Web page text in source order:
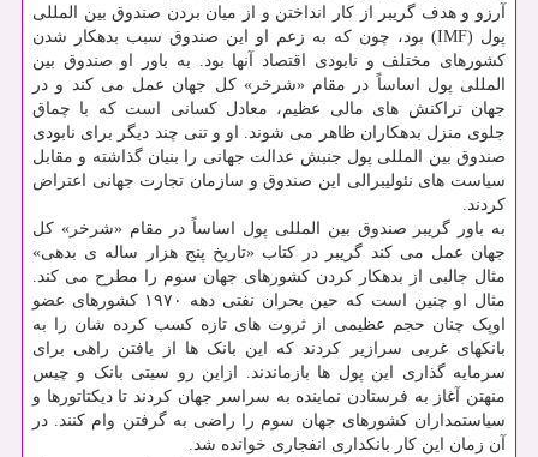
آرزو و هدف گریبر از کار انداختن و از میان بردن صندوق بین المللی
پول (IMF) بود، چون که به زعم او این صندوق سبب بدهکار شدن
کشورهای مختلف و نابودی اقتصاد آنها بود. به باور او صندوق بین
المللی پول اساساً در مقام «شرخر» کل جهان عمل می کند و در
جهان تراکنش های مالی عظیم، معادل کسانی است که با چماق
جلوی منزل بدهکاران ظاهر می شوند. او و تنی چند دیگر برای نابودی
صندوق بین المللی پول جنبش عدالت جهانی را بنیان گذاشته و مقابل
سیاست های نئولیبرالی این صندوق و سازمان تجارت جهانی اعتراض
کردند.
به باور گریبر صندوق بین المللی پول اساساً در مقام «شرخر» کل
جهان عمل می کند گریبر در کتاب «تاریخ پنج هزار ساله ی بدهی»
مثال جالبی از بدهکار کردن کشورهای جهان سوم را مطرح می کند.
مثال او چنین است که حین بحران نفتی دهه ۱۹۷۰ کشورهای عضو
اوپک چنان حجم عظیمی از ثروت های تازه کسب کرده شان را به
بانکهای غربی سرازیر کردند که این بانک ها از یافتن راهی برای
سرمایه گذاری این پول ها بازماندند. ازاین رو سیتی بانک و چیس
منهتن آغاز به فرستادن نماینده به سراسر جهان کردند تا دیکتاتورها و
سیاستمداران کشورهای جهان سوم را راضی به گرفتن وام کنند. در
آن زمان این کار بانکداری انفجاری خوانده شد.